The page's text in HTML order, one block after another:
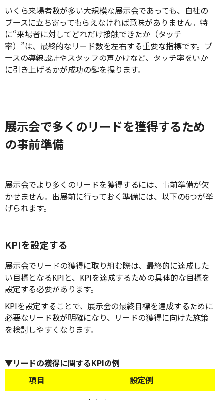
いくら来場者数が多い大規模な展示会であっても、自社の
ブースに立ち寄ってもらえなければ意味がありません。特
に“来場者に対してどれだけ接触できたか（タッチ
率）”は、最終的なリード数を左右する重要な指標です。ブ
ースの導線設計やスタッフの声かけなど、タッチ率をいか
に引き上げるかが成功の鍵を握ります。
展示会で多くのリードを獲得するため
の事前準備
展示会でより多くのリードを獲得するには、事前準備が欠
かせません。出展前に行っておく準備には、以下の6つが挙
げられます。
KPIを設定する
展示会でリードの獲得に取り組む際は、最終的に達成した
い目標となるKPIと、KPIを達成するための具体的な目標を
設定する必要があります。
KPIを設定することで、展示会の最終目標を達成するために
必要なリード数が明確になり、リードの獲得に向けた施策
を検討しやすくなります。
▼リードの獲得に関するKPIの例
項目
設定例